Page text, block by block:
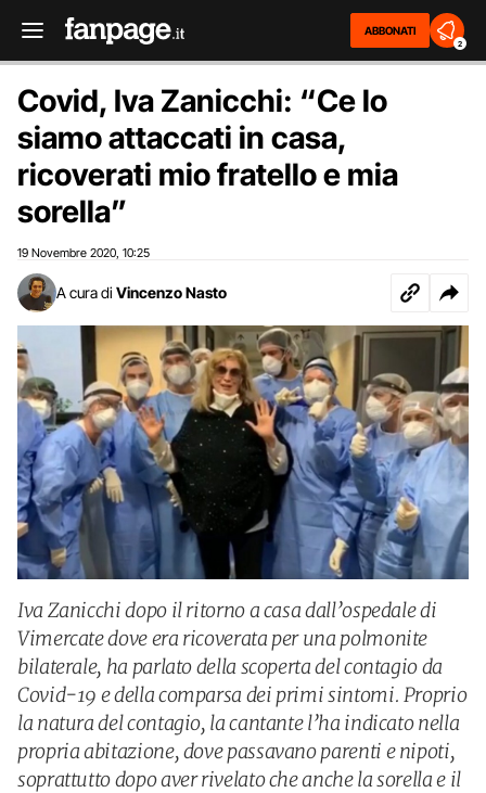
ABBONATI
2
Covid, Iva Zanicchi: “Ce lo
siamo attaccati in casa,
ricoverati mio fratello e mia
sorella”
19 Novembre 2020 10:25
A cura di Vincenzo Nasto
Iva Zanicchi dopo il ritorno a casa dall’ospedale di
Vimercate dove era ricoverata per una polmonite
bilaterale, ha parlato della scoperta del contagio da
Covid-19 e della comparsa dei primi sintomi. Proprio
la natura del contagio, la cantante l’ha indicato nella
propria abitazione, dove passavano parenti e nipoti,
soprattutto dopo aver rivelato che anche la sorella e il